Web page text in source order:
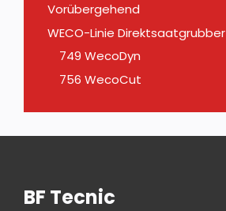
Vorübergehend
WECO-Linie Direktsaatgrubber
749 WecoDyn
756 WecoCut
BF Tecnic